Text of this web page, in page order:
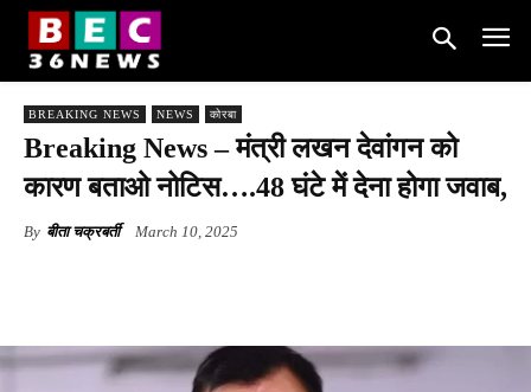
BREAKING NEWS NEWS कोरबा
Breaking News – मंत्री लखन देवांगन को
कारण बताओ नोटिस….48 घंटे में देना होगा जवाब,
By बीता चक्रबर्ती March 10, 2025